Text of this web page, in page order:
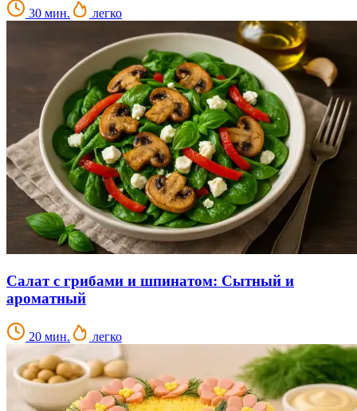
30 мин. легко
Салат с грибами и шпинатом: Сытный и
ароматный
20 мин. легко